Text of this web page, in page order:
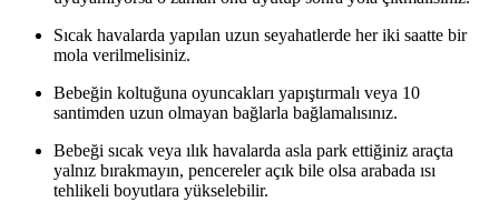
Sıcak havalarda yapılan uzun seyahatlerde her iki saatte bir
mola verilmelisiniz.
Bebeğin koltuğuna oyuncakları yapıştırmalı veya 10
santimden uzun olmayan bağlarla bağlamalısınız.
Bebeği sıcak veya ılık havalarda asla park ettiğiniz araçta
yalnız bırakmayın, pencereler açık bile olsa arabada ısı
tehlikeli boyutlara yükselebilir.